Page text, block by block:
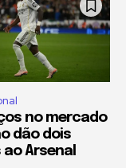
no mercado
dão dois
Arsenal